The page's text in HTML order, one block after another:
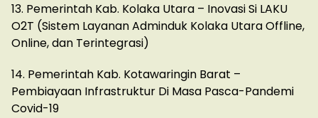
13. Pemerintah Kab. Kolaka Utara – Inovasi Si LAKU
O2T (Sistem Layanan Adminduk Kolaka Utara Offline,
Online, dan Terintegrasi)
14. Pemerintah Kab. Kotawaringin Barat –
Pembiayaan Infrastruktur Di Masa Pasca-Pandemi
Covid-19